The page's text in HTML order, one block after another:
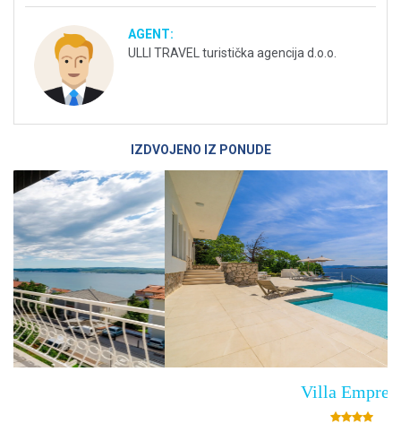
AGENT:
ULLI TRAVEL turistička agencija d.o.o.
IZDVOJENO IZ PONUDE